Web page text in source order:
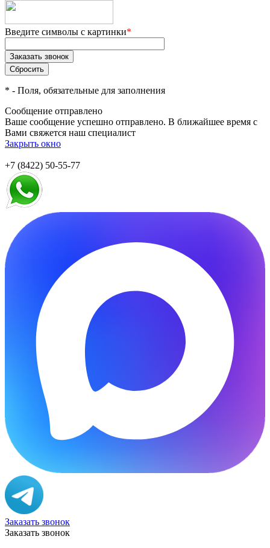
Введите символы с картинки*
* - Поля, обязательные для заполнения
Сообщение отправлено
Ваше сообщение успешно отправлено. В ближайшее время с
Вами свяжется наш специалист
Закрыть окно
+7 (8422) 50-55-77
Заказать звонок
Заказать звонок